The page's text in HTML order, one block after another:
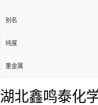
别名
纯度
重金属
湖北鑫鸣泰化